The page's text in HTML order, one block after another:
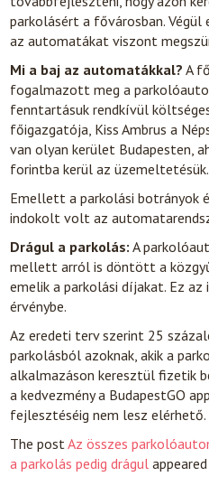
parkolásért a fővárosban.
az automatákat viszont
Mi a baj az automatákkal? A
fogalmazott meg a
fenntartásuk rendkívül
főigazgatója, Kiss Ambrus a
van olyan kerület Budapesten,
forintba kerül az üzemeltetésük.
Emellett a parkolási botrányok
indokolt volt az
Drágul a parkolás: A
mellett arról is döntött a
emelik a parkolási díjakat. Ez
érvénybe.
Az eredeti terv szerint 25
parkolásból azoknak, akik a
alkalmazáson keresztül fizetik
a kedvezmény a BudapestGO
fejlesztéséig nem lesz elérhető.
The postAz összes
a parkolás pedig drágul